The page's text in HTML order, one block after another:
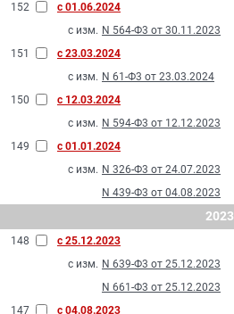
152
с 01.06.2024
с изм. N 564-Ф3 от 30.11.2023
151
с 23.03.2024
с изм. N 61-Ф3 от 23.03.2024
150
с 12.03.2024
с изм. N 594-Ф3 от 12.12.2023
149
с 01.01.2024
с изм. N 326-Ф3 от 24.07.2023
N 439-Ф3 от 04.08.2023
2023
148
с 25.12.2023
с изм. N 639-Ф3 от 25.12.2023
N 661-Ф3 от 25.12.2023
147
с 04.08.2023